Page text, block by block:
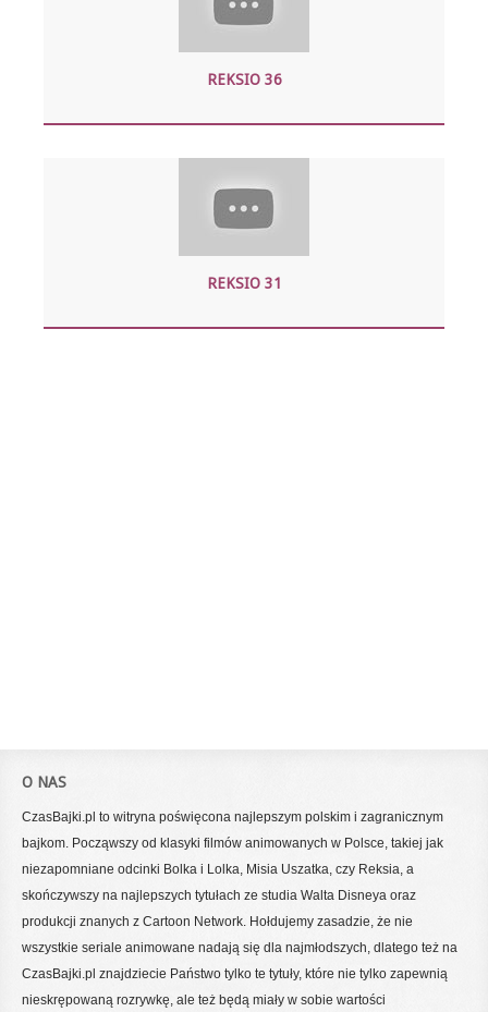
REKSIO 36
REKSIO 31
O NAS
CzasBajki.pl to witryna poświęcona najlepszym polskim i zagranicznym
bajkom. Począwszy od klasyki filmów animowanych w Polsce, takiej jak
niezapomniane odcinki Bolka i Lolka, Misia Uszatka, czy Reksia, a
skończywszy na najlepszych tytułach ze studia Walta Disneya oraz
produkcji znanych z Cartoon Network. Hołdujemy zasadzie, że nie
wszystkie seriale animowane nadają się dla najmłodszych, dlatego też na
CzasBajki.pl znajdziecie Państwo tylko te tytuły, które nie tylko zapewnią
nieskrępowaną rozrywkę, ale też będą miały w sobie wartości